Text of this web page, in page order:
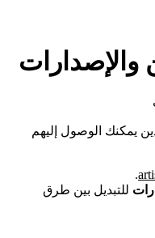
والإصدارات
يمكنك الوصول إليهم
.
للتبديل بين طرق